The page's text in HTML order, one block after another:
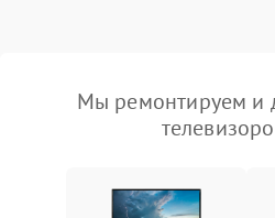
Мы ремонтируем и